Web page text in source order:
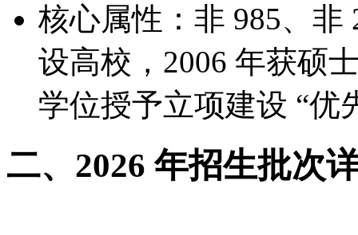
核心属性：非 985、
设高校，2006 年获硕
学位授予立项建设 “优
二、2026 年招生批次